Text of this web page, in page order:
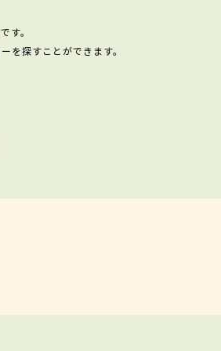
す。
を探すことができます。